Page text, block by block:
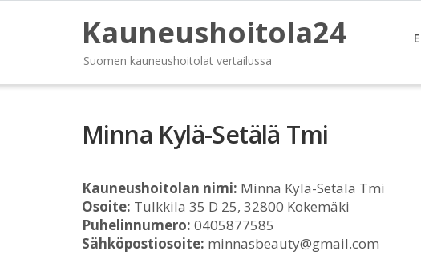
Kauneushoitola24
Suomen kauneushoitolat vertailussa
Minna Kylä-Setälä Tmi
Kauneushoitolan nimi: Minna Kylä-Setälä Tmi
Osoite: Tulkkila 35 D 25, 32800 Kokemäki
Puhelinnumero: 0405877585
Sähköpostiosoite: minnasbeauty@gmail.com